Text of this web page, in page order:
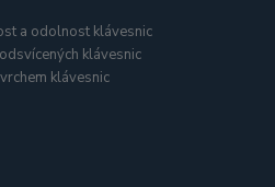
a odolnost klávesnic
klávesnic
klávesnic